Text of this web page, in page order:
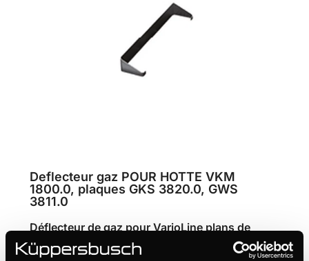
Deflecteur gaz POUR HOTTE VKM
1800.0, plaques GKS 3820.0, GWS
3811.0
Déflecteur de gaz pour VarioLine plans de
cuisson à gaz en combinaison avec VKM1820